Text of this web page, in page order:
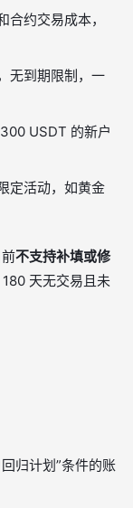
合约交易成本，
无到期限制，一
USDT 的新户
定活动，如黄金
不支持补填或修
天无交易且未
归计划”条件的账